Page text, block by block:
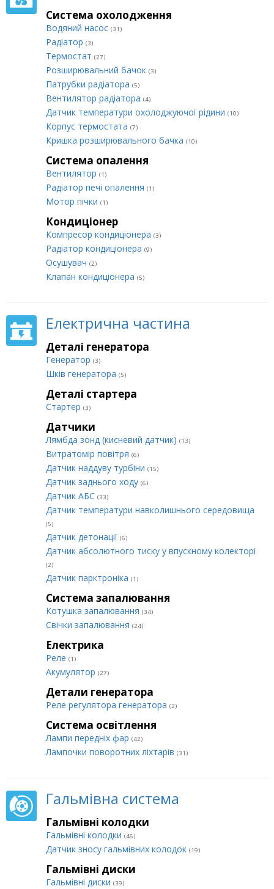
Система охолодження
Водяний насос (31)
Радіатор (3)
Термостат (27)
Розширювальний бачок (3)
Патрубки радіатора (5)
Вентилятор радіатора (4)
Датчик температури охолоджуючої рідини (10)
Корпус термостата (7)
Кришка розширювального бачка (10)
Система опалення
Вентилятор (1)
Радіатор печі опалення (1)
Мотор пічки (1)
Кондиціонер
Компресор кондиціонера (3)
Радіатор кондиціонера (9)
Осушувач (2)
Клапан кондиціонера (5)
Електрична частина
Деталі генератора
Генератор (3)
Шків генератора (5)
Деталі стартера
Стартер (3)
Датчики
Лямбда зонд (кисневий датчик) (13)
Витратомір повітря (6)
Датчик наддуву турбіни (15)
Датчик заднього ходу (6)
Датчик АБС (33)
Датчик температури навколишнього середовища
(5)
Датчик детонації (6)
Датчик абсолютного тиску у впускному колекторі
(2)
Датчик парктроніка (1)
Система запалювання
Котушка запалювання (34)
Свічки запалювання (24)
Електрика
Реле (1)
Акумулятор (27)
Детали генератора
Реле регулятора генератора (2)
Система освітлення
Лампи передніх фар (42)
Лампочки поворотних ліхтарів (31)
Гальмівна система
Гальмівні колодки
Гальмівні колодки (46)
Датчик зносу гальмівних колодок (19)
Гальмівні диски
Гальмівні диски (39)